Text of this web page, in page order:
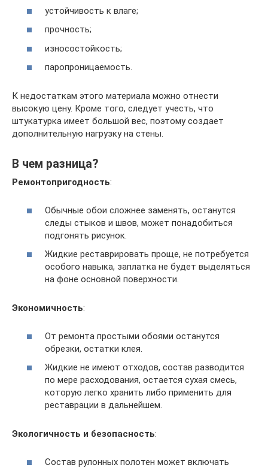
устойчивость к влаге;
прочность;
износостойкость;
паропроницаемость.
К недостаткам этого материала можно отнести
высокую цену. Кроме того, следует учесть, что
штукатурка имеет большой вес, поэтому создает
дополнительную нагрузку на стены.
В чем разница?
Ремонтопригодность:
Обычные обои сложнее заменять, останутся
следы стыков и швов, может понадобиться
подгонять рисунок.
Жидкие реставрировать проще, не потребуется
особого навыка, заплатка не будет выделяться
на фоне основной поверхности.
Экономичность:
От ремонта простыми обоями останутся
обрезки, остатки клея.
Жидкие не имеют отходов, состав разводится
по мере расходования, остается сухая смесь,
которую легко хранить либо применить для
реставрации в дальнейшем.
Экологичность и безопасность:
Состав рулонных полотен может включать